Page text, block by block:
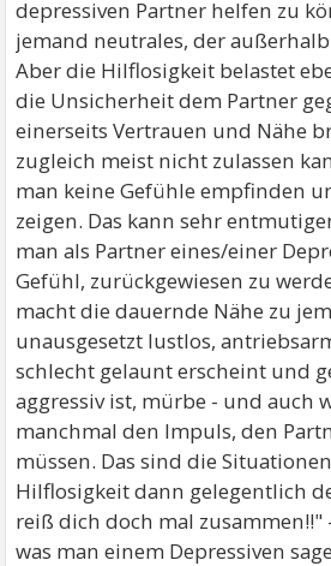
depressiven Partner helfen zu
jemand neutrales, der außerhalb
Aber die Hilflosigkeit belastet
die Unsicherheit dem Partner
einerseits Vertrauen und Nähe
zugleich meist nicht zulassen
man keine Gefühle empfinden
zeigen. Das kann sehr
man als Partner eines/einer
Gefühl, zurückgewiesen zu
macht die dauernde Nähe zu
unausgesetzt lustlos,
schlecht gelaunt erscheint und
aggressiv ist, mürbe - und auch
manchmal den Impuls, den
müssen. Das sind die
Hilflosigkeit dann gelegentlich
reiß dich doch mal zusammen!!"
was man einem Depressiven